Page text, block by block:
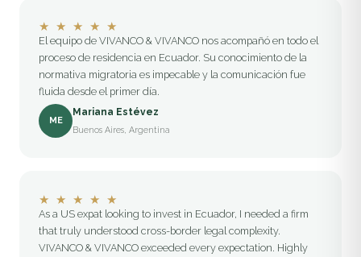
★ ★ ★ ★ ★
El equipo de VIVANCO & VIVANCO nos acompañó en todo el
proceso de residencia en Ecuador. Su conocimiento de la
normativa migratoria es impecable y la comunicación fue
fluida desde el primer día.
ME
Mariana Estévez
Buenos Aires, Argentina
★ ★ ★ ★ ★
As a US expat looking to invest in Ecuador, I needed a firm
that truly understood cross-border legal complexity.
VIVANCO & VIVANCO exceeded every expectation. Highly